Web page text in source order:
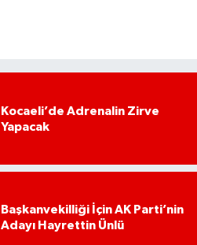
Kocaeli’de Adrenalin Zirve
Yapacak
Başkanvekilliği İçin AK Parti’nin
Adayı Hayrettin Ünlü